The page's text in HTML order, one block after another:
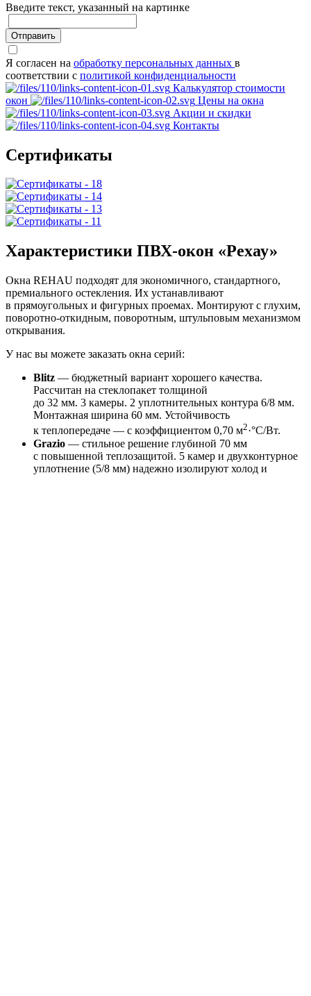
Введите текcт, указанный на картинке
Отправить
Я согласен на обработку персональных данных в
соответствии с политикой конфиденциальности
Калькулятор стоимости
окон
Цены на окна
Акции и скидки
Контакты
Сертификаты
Характеристики ПВХ-окон «Рехау»
Окна REHAU подходят для экономичного, стандартного,
премиального остекления. Их устанавливают
в прямоугольных и фигурных проемах. Монтируют с глухим,
поворотно-откидным, поворотным, штульповым механизмом
открывания.
У нас вы можете заказать окна серий:
Blitz — бюджетный вариант хорошего качества.
Рассчитан на стеклопакет толщиной
до 32 мм. 3 камеры. 2 уплотнительных контура 6/8 мм.
Монтажная ширина 60 мм. Устойчивость
к теплопередаче — с коэффициентом 0,70 м2·°С/Вт.
Grazio — стильное решение глубиной 70 мм
с повышенной теплозащитой. 5 камер и двухконтурное
уплотнение (5/8 мм) надежно изолируют холод и